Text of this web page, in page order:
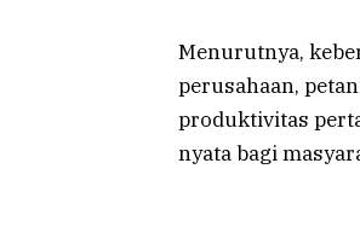
Menurutnya,
perusahaan,
produktivitas
nyata bagi